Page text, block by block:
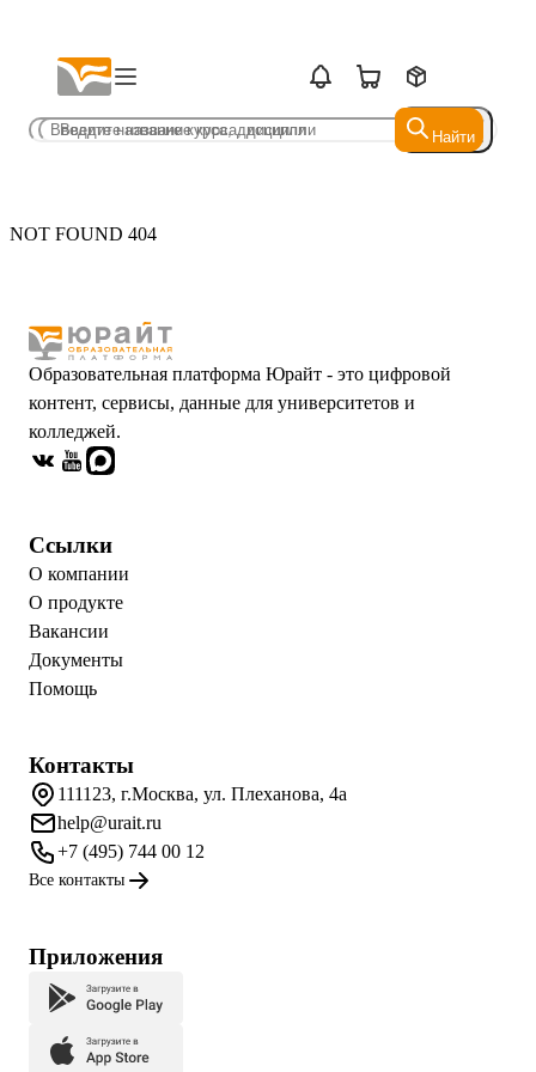
Найти
Найти
NOT FOUND 404
Образовательная платформа Юрайт - это цифровой
контент, сервисы, данные для университетов и
колледжей.
Ссылки
О компании
О продукте
Вакансии
Документы
Помощь
Контакты
111123, г.Москва, ул. Плеханова, 4а
help@urait.ru
+7 (495) 744 00 12
Все контакты
Приложения